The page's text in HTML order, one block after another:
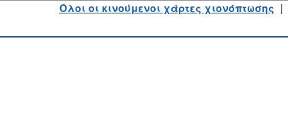
Ολοι οι κινούμενοι χάρτες χιονόπτωσης |